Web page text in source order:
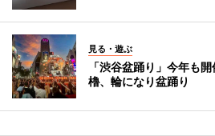
見る・遊ぶ
「渋谷盆踊り」今年も
櫓、輪になり盆踊り